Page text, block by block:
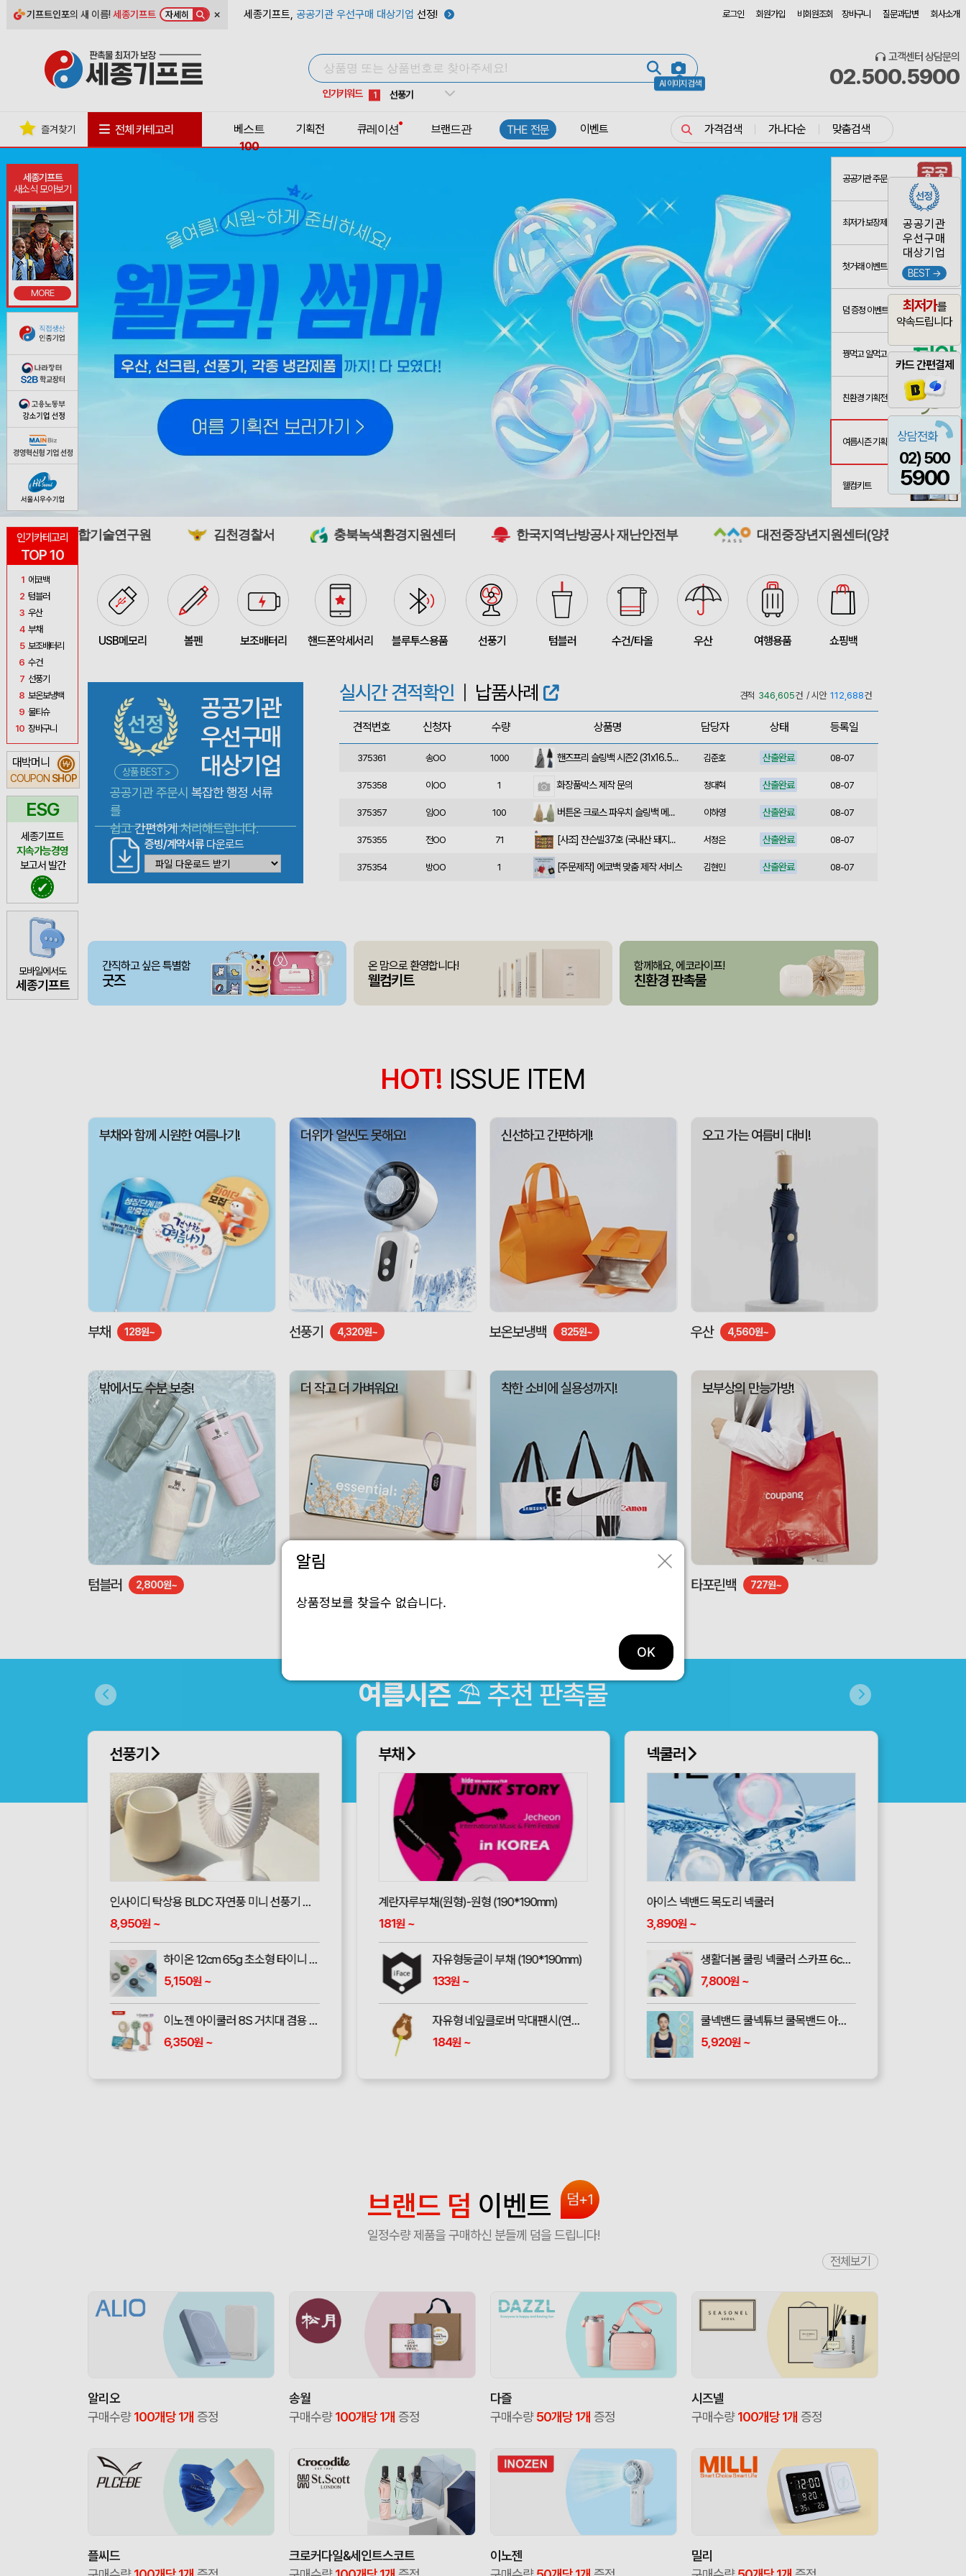
기프트인포의 새 이름!세종기프트 자세히 × 세종기프트, 공공기관 우선구매 대상기업 선정! 로그인 회원가입 비회원조회 장바구니 질문과답변 회사소개
AI 이미지 검색
인기키워드
7 텀블러
10 타포린가방
1 선풍기
고객센터 상담문의
02.500.5900
세종기프트
새소식 모아보기
MORE
인기카테고리
TOP 10
1 에코백
2 텀블러
3 우산
4 부채
5 보조배터리
6 수건
7 선풍기
8 보온보냉백
9 물티슈
10 장바구니
대박머니
COUPON SHOP
₩
ESG
세종기프트
지속가능경영
보고서 발간
✔
모바일에서도
세종기프트
공공기관
우선구매
대상기업
BEST →
최저가를
약속드립니다
카드 간편결제
상담전화
02) 500
5900
즐겨찾기 전체 카테고리
베스트
100
기획전 큐레이션 브랜드관 THE 전문 이벤트 가격검색 가나다순 맞춤검색
공공기관 주문
최저가 보장제
첫거래 이벤트
덤 증정 이벤트
꿩먹고 알먹고
친환경 기획전
여름시즌 기획전
웰컴키트
기술연구원 김천경찰서 충북녹색환경지원센터 한국지역난방공사 재난안전부 대전중장년지원센터(양찬임) 국립국어원(아
USB메모리 볼펜 보조배터리 핸드폰악세서리 블루투스용품 선풍기 텀블러 수건/타올 우산 여행용품 쇼핑백
상품 BEST >
공공기관
우선구매
대상기업
공공기관 주문시 복잡한 행정 서류
를
쉽고간편하게처리해드립니다.
증빙/계약서류다운로드
실시간 견적확인 | 납품사례 견적 346,605건 / 시안 112,688건
견적번호 신청자 수량 상품명 담당자 상태 등록일
375348 71 [26년 설]CJ 스마트초이스 L호 서정은 산출완료
접이식 장바구니 포켓가방 3종 1P 이하영 산출완료 08-07
08-07
375345 노OO 1200 반달팬시자루부채(원형) (150Ø,160Ø,170Ø,180Ø,190Ø) 이성원 산출완료 08-07
375344 노OO 1200 이성원 산출완료 08-07
375367 이OO 100 스탠다드 에코백 (350x100x370mm) 장은지 접수중 08-07
정OO 200 김보경 산출완료 08-07
375361 송OO 1000 김준호 산출완료 08-07
375358 이OO 1 화장품박스 제작 문의 정대혁 산출완료 08-07
375357 임OO 100 이하영 산출완료 08-07
375355 전OO 71 [사조] 쟌슨빌37호 (국내산 돼지고기100%) / 명절 선물세트 서정은 산출완료 08-07
375354 방OO 1 [주문제작] 에코백 맞춤 제작 서비스 김현민 산출완료 08-07
375353 이OO 100 라벨 메쉬 파우치 [PH200] (230x185mm) 장은지 산출완료 08-07
08-07
375348 [26년 설]CJ 스마트초이스 L호 서정은 08-07
375347 김OO 300 접이식 장바구니 포켓가방 3종 1P 이하영 산출완료 08-07
375344 노OO 1200
375371 이OO 1 입체형떡메모_(도자기레인보우)
375367 100 접수중
375366
375364 울OO 산출완료
375363 이OO 30 상품제안(웰컴키트제작) 산출완료
간직하고 싶은 특별함
굿즈
온 맘으로 환영합니다!
웰컴키트
함께해요, 에코라이프!
친환경 판촉물
HOT! ISSUE ITEM
부채와 함께 시원한 여름나기!
부채 128원~
더위가 얼씬도 못해요!
선풍기 4,320원~
신선하고 간편하게!
보온보냉백 825원~
오고 가는 여름비 대비!
우산 4,560원~
밖에서도 수분 보충!
텀블러 2,800원~
더 작고 더 가벼워요! 착한 소비에 실용성까지! 보부상의 만능가방!
타포린백 727원~
여름시즌⛱ 추천 판촉물
선풍기
인사이디 탁상용 BLDC 자연풍 미니 선풍기 무선 저소음 스탠드 선풍기 ISF-100
8,950원 ~
하이온 12cm 65g 초소형 타이니 몬스터 휴대용 선풍기 H14
5,150원 ~
이노젠 아이쿨러 8S 거치대 겸용 휴대용 선풍기 INOZEN i-cooler 8S
6,350원 ~
부채
계란자루부채(원형)-원형 (190*190mm)
181원~
자유형둥글이 부채 (190*190mm)
133원~
자유형 네잎클로버 막대팬시(연두) 부채 (190파이)
184원~
넥쿨러
아이스 넥밴드 목도리 넥쿨러
3,890원~
생활더봄 쿨링 넥쿨러 스카프 6color
7,800원~
쿨넥밴드 쿨넥튜브 쿨목밴드 아이스 넥밴드 넥쿨러 아이스쿨링
5,920원~
브랜드 덤 이벤트 덤+1
일정수량 제품을 구매하신 분들께 덤을 드립니다!
전체보기
알리오
구매수량100개당 1개 증정
송월
구매수량100개당 1개 증정
다즐
구매수량50개당 1개 증정
시즈넬
구매수량100개당 1개 증정
플씨드
크로커다일&세인트스코트
이노젠
밀리
알림
상품정보를 찾을수 없습니다.
OK